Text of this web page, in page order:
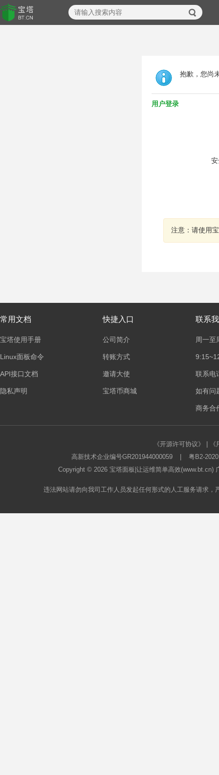
抱歉，您尚
用户登录
注意：请使用
常用文档
宝塔使用手册
Linux面板命令
API接口文档
隐私声明
快捷入口
公司简介
转账方式
邀请大使
宝塔币商城
联系
周一至
联系电
如有问
商务合
《开源许可协议》
高新技术企业编号GR201944000059
粤B2-
Copyright © 2026 宝塔面板 |让运维简单高效
违法网站请勿向我司工作人员发起任何形式的人工服务请求，